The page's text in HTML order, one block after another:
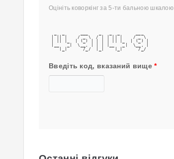
Оцініть коворкінг за 5-ти бальною шкалою
| || |    / _ \  / | | || |    / _ \
| || |_  | (_) | | | | || |_  | (_) |
|__   _|  \__, | | | |__   _|  \__, |
    |_|      /_/  |_|    |_|      /_/
Введіть код, вказаний вище*